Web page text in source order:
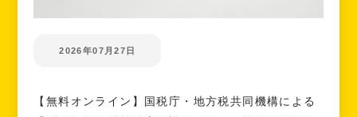
2026年07月27日
【無料オンライン】国税庁・地方税共同機構による